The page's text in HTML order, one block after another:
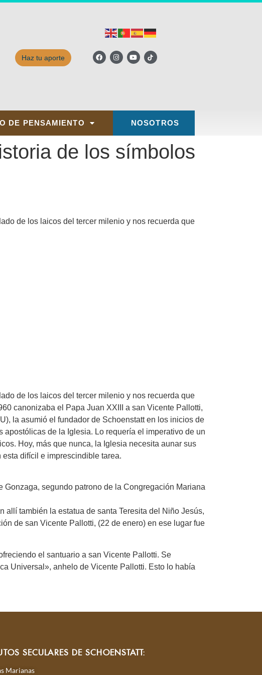
Haz tu aporte
DE PENSAMIENTO NOSOTROS
de los símbolos
de los laicos del tercer milenio y nos recuerda que
de los laicos del tercer milenio y nos recuerda que
canonizaba el Papa Juan XXIII a san Vicente Pallotti,
la asumió el fundador de Schoenstatt en los inicios de
de la Iglesia. Lo requería el imperativo de un
Hoy, más que nunca, la Iglesia necesita aunar sus
difícil e imprescindible tarea.
segundo patrono de la Congregación Mariana
allí también la estatua de santa Teresita del Niño Jesús,
de san Vicente Pallotti, (22 de enero) en ese lugar fue
el santuario a san Vicente Pallotti. Se
Universal», anhelo de Vicente Pallotti. Esto lo había
SECULARES DE SCHOENSTATT:
Marianas